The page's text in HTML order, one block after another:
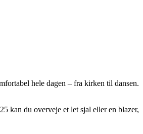
hele dagen – fra kirken til dansen.
kan du overveje et let sjal eller en blazer,